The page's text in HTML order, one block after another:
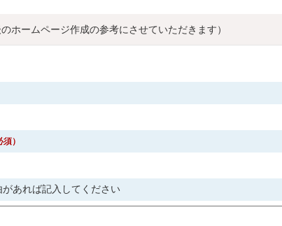
ホームページ作成の参考にさせていただきます）
）
あれば記入してください